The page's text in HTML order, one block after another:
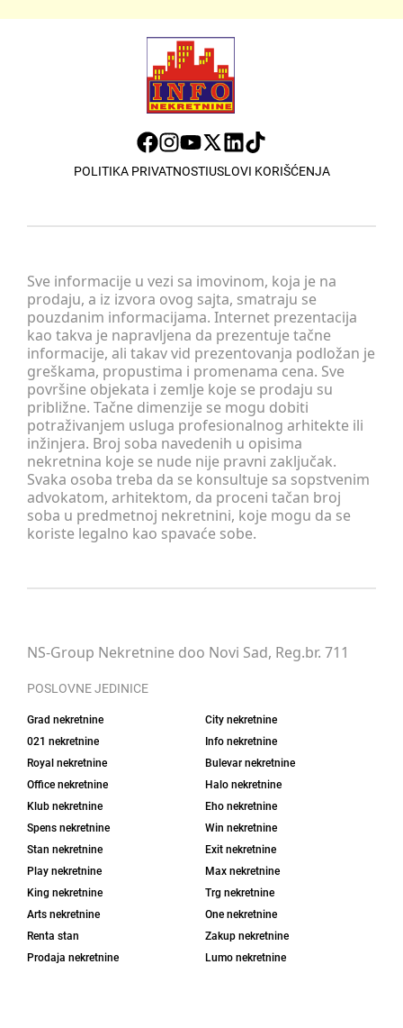
POLITIKA PRIVATNOSTIUSLOVI KORIŠĆENJA
Sve informacije u vezi sa imovinom, koja je na
prodaju, a iz izvora ovog sajta, smatraju se
pouzdanim informacijama. Internet prezentacija
kao takva je napravljena da prezentuje tačne
informacije, ali takav vid prezentovanja podložan je
greškama, propustima i promenama cena. Sve
površine objekata i zemlje koje se prodaju su
približne. Tačne dimenzije se mogu dobiti
potraživanjem usluga profesionalnog arhitekte ili
inžinjera. Broj soba navedenih u opisima
nekretnina koje se nude nije pravni zaključak.
Svaka osoba treba da se konsultuje sa sopstvenim
advokatom, arhitektom, da proceni tačan broj
soba u predmetnoj nekretnini, koje mogu da se
koriste legalno kao spavaće sobe.
NS-Group Nekretnine doo Novi Sad, Reg.br. 711
POSLOVNE JEDINICE
Grad nekretnine
City nekretnine
021 nekretnine
Info nekretnine
Royal nekretnine
Bulevar nekretnine
Office nekretnine
Halo nekretnine
Klub nekretnine
Eho nekretnine
Spens nekretnine
Win nekretnine
Stan nekretnine
Exit nekretnine
Play nekretnine
Max nekretnine
King nekretnine
Trg nekretnine
Arts nekretnine
One nekretnine
Renta stan
Zakup nekretnine
Prodaja nekretnine
Lumo nekretnine